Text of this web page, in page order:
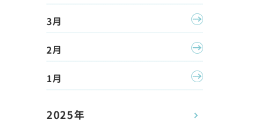
3月
2月
1月
2025年